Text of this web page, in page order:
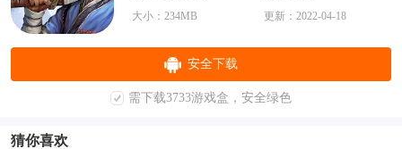
大小：234MB
更新：2022-04-18
安全下载
需下载3733游戏盒，安全绿色
猜你喜欢